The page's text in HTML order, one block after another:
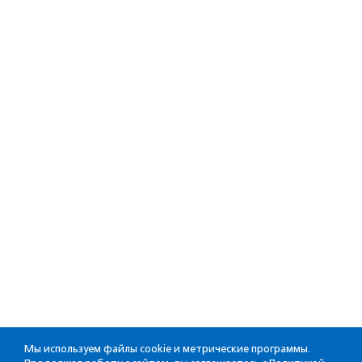
Мы используем файлы cookie и метрические программы.